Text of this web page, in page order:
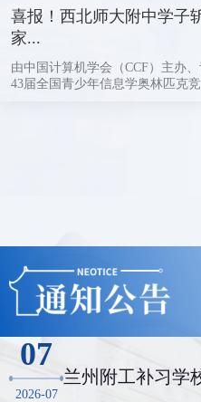
喜报！西北师大附中学子
家...
由中国计算机学会（CCF）主办
43届全国青少年信息学奥林匹克
07
2026-07
兰州附工补习学